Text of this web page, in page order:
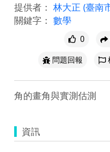
提供者： 林大正 (臺南
關鍵字： 數學
0
問題回報
角的畫角與實測估測
資訊